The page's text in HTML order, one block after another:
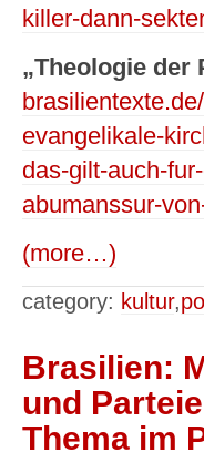
killer-dann-
„Theologie der
evangelikale-
das-gilt-auch-
abumanssur-
(more…)
category: kultur,
Brasilien:
und
Thema im